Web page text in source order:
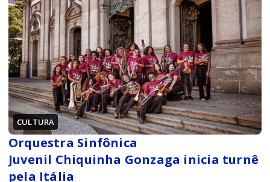
CULTURA
Orquestra Sinfônica
Juvenil Chiquinha Gonzaga inicia turnê
pela Itália